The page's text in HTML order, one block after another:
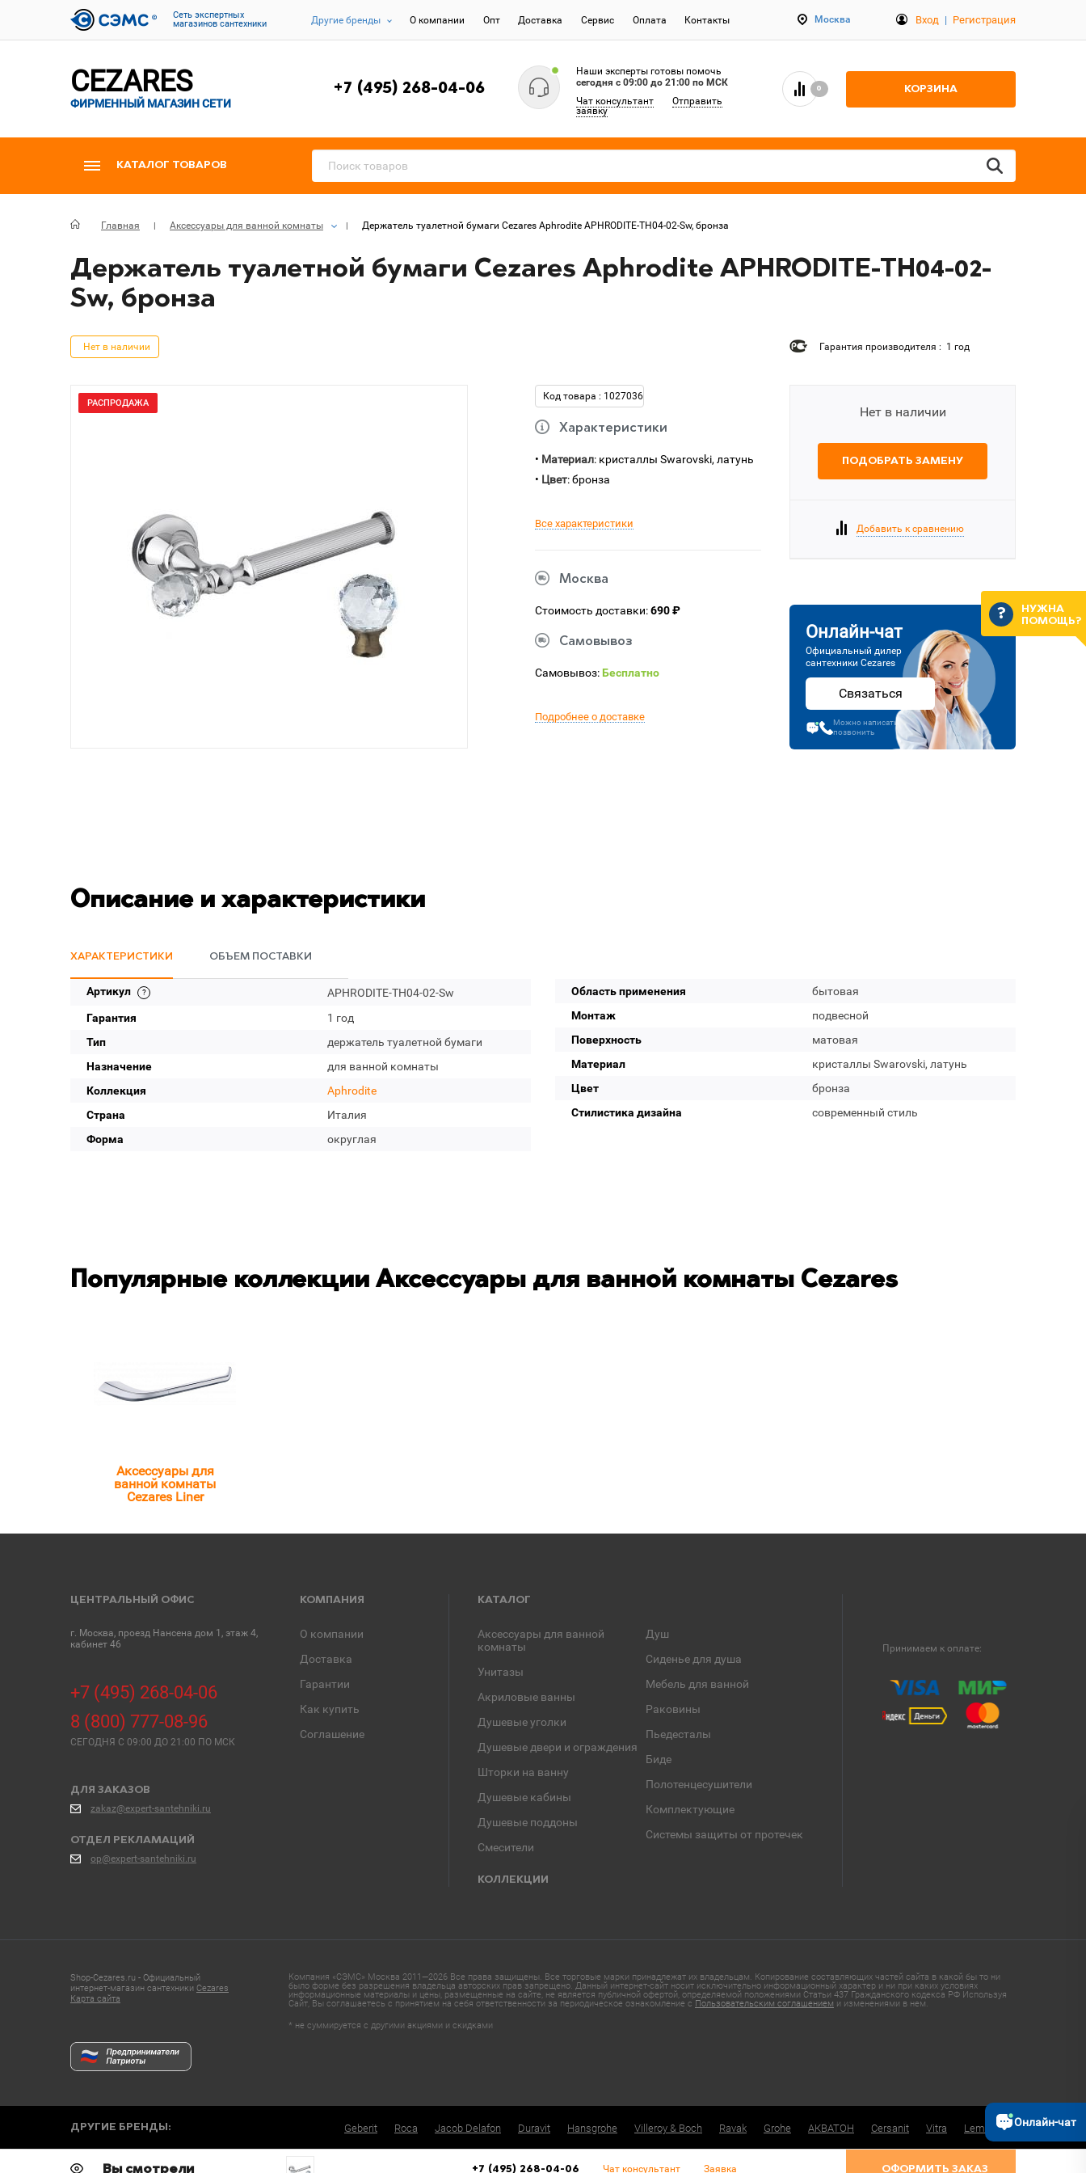
Cеть экспертных
магазинов сантехники
Другие бренды О компании Опт Доставка Сервис Оплата Контакты Москва Вход | Регистрация
CEZARES
ФИРМЕННЫЙ МАГАЗИН СЕТИ
+7 (495) 268-04-06
Наши эксперты готовы помочь
сегодня c 09:00 до 21:00 по МСК
Чат консультант
Отправить
заявку
0 КОРЗИНА
КАТАЛОГ ТОВАРОВ
Главная Аксессуары для ванной комнаты Держатель туалетной бумаги Cezares Aphrodite APHRODITE-TH04-02-Sw, бронза
Держатель туалетной бумаги Cezares Aphrodite APHRODITE-TH04-02-
Sw, бронза
Нет в наличии Гарантия производителя : 1 год
РАСПРОДАЖА
Код товара : 1027036
Характеристики
• Материал: кристаллы Swarovski, латунь
• Цвет: бронза
Все характеристики
Москва
Стоимость доставки:690 ₽
Самовывоз
Самовывоз:Бесплатно
Подробнее о доставке
Нет в наличии
ПОДОБРАТЬ ЗАМЕНУ
Добавить к сравнению
Онлайн-чат
Официальный дилер
сантехники Cezares
Связаться
Можно написать или
позвонить
Описание и характеристики
ХАРАКТЕРИСТИКИ ОБЪЕМ ПОСТАВКИ
Артикул
APHRODITE-TH04-02-Sw
Гарантия
1 год
Тип
держатель туалетной бумаги
Назначение
для ванной комнаты
Коллекция
Aphrodite
Страна
Италия
Форма
округлая
Область применения
бытовая
Монтаж
подвесной
Поверхность
матовая
Материал
кристаллы Swarovski, латунь
Цвет
бронза
Стилистика дизайна
современный стиль
Популярные коллекции Аксессуары для ванной комнаты Cezares
Аксессуары для
ванной комнаты
Cezares Liner
ЦЕНТРАЛЬНЫЙ ОФИС
г. Москва, проезд Нансена дом 1, этаж 4,
кабинет 46
+7 (495) 268-04-06
8 (800) 777-08-96
СЕГОДНЯ C 09:00 ДО 21:00 ПО МСК
ДЛЯ ЗАКАЗОВ
zakaz@expert-santehniki.ru
ОТДЕЛ РЕКЛАМАЦИЙ
op@expert-santehniki.ru
КОМПАНИЯ
О компании
Доставка
Гарантии
Как купить
Соглашение
КАТАЛОГ
Аксессуары для ванной
комнаты
Унитазы
Акриловые ванны
Душевые уголки
Душевые двери и ограждения
Шторки на ванну
Душевые кабины
Душевые поддоны
Смесители
Душ
Сиденье для душа
Мебель для ванной
Раковины
Пьедесталы
Биде
Полотенцесушители
Комплектующие
Системы защиты от протечек
КОЛЛЕКЦИИ
Принимаем к оплате:
Shop-Cezares.ru - Официальный
интернет-магазин сантехники Cezares
Карта сайта
Компания «СЭМС» Москва 2011—2026 Все права защищены. Все торговые марки принадлежат их владельцам. Копирование составляющих частей сайта в какой бы то ни
было форме без разрешения владельца авторских прав запрещено. Данный интернет-сайт носит исключительно информационный характер и ни при каких условиях
информационные материалы и цены, размещенные на сайте, не является публичной офертой, определяемой положениями Статьи 437 Гражданского кодекса РФ Используя
Сайт, Вы соглашаетесь с принятием на себя ответственности за периодическое ознакомление с Пользовательским соглашением и изменениями в нем.
* не суммируется с другими акциями и скидками
ДРУГИЕ БРЕНДЫ: Geberit Roca Jacob Delafon Duravit Hansgrohe Villeroy & Boch Ravak Grohe АКВАТОН Cersanit Vitra Lemark
Вы смотрели +7 (495) 268-04-06 Чат консультант Заявка ОФОРМИТЬ ЗАКАЗ
НУЖНА
ПОМОЩЬ?
Онлайн-чат